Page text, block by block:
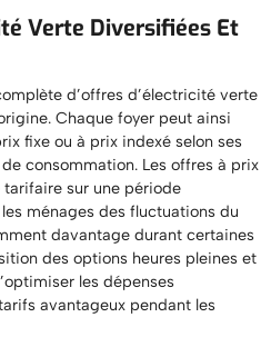
Verte Diversifiées Et
d’offres d’électricité verte
Chaque foyer peut ainsi
fixe ou à prix indexé selon ses
consommation. Les offres à prix
sur une période
ménages des fluctuations du
davantage durant certaines
des options heures pleines et
les dépenses
avantageux pendant les